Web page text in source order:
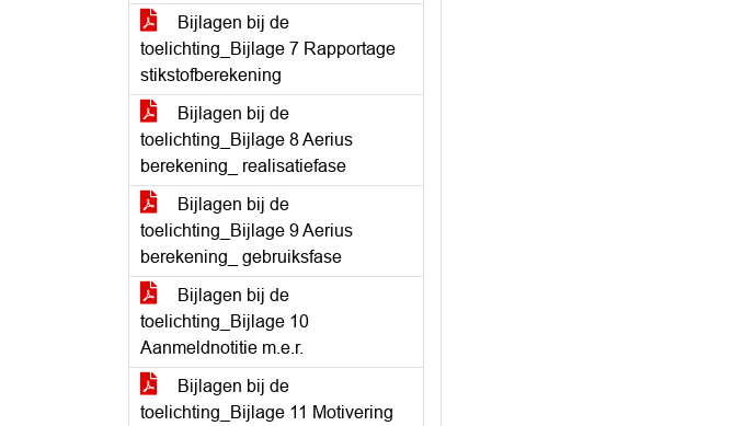
Bijlagen bij de
toelichting_Bijlage 7 Rapportage
stikstofberekening
Bijlagen bij de
toelichting_Bijlage 8 Aerius
berekening_ realisatiefase
Bijlagen bij de
toelichting_Bijlage 9 Aerius
berekening_ gebruiksfase
Bijlagen bij de
toelichting_Bijlage 10
Aanmeldnotitie m.e.r.
Bijlagen bij de
toelichting_Bijlage 11 Motivering